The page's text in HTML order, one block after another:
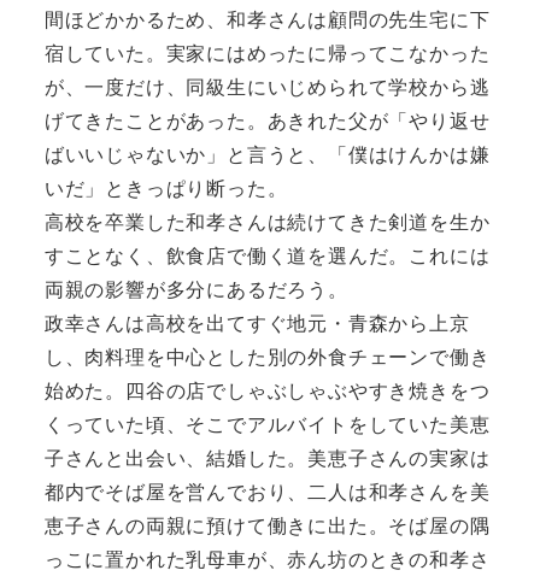
間ほどかかるため、和孝さんは顧問の先生宅に下
宿していた。実家にはめったに帰ってこなかった
が、一度だけ、同級生にいじめられて学校から逃
げてきたことがあった。あきれた父が「やり返せ
ばいいじゃないか」と言うと、「僕はけんかは嫌
いだ」ときっぱり断った。
高校を卒業した和孝さんは続けてきた剣道を生か
すことなく、飲食店で働く道を選んだ。これには
両親の影響が多分にあるだろう。
政幸さんは高校を出てすぐ地元・青森から上京
し、肉料理を中心とした別の外食チェーンで働き
始めた。四谷の店でしゃぶしゃぶやすき焼きをつ
くっていた頃、そこでアルバイトをしていた美恵
子さんと出会い、結婚した。美恵子さんの実家は
都内でそば屋を営んでおり、二人は和孝さんを美
恵子さんの両親に預けて働きに出た。そば屋の隅
っこに置かれた乳母車が、赤ん坊のときの和孝さ